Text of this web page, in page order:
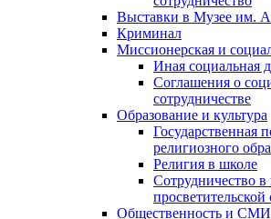
Выставки в Музее им.
Криминал
Миссионерская и
Иная социальная
Соглашения о
сотрудничестве
Образование и культура
Государственная
религиозного
Религия в школе
Сотрудничество в
просветительской
Общественность и СМИ